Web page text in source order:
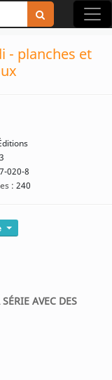
- planches et
020-8
: 240
AVEC DES